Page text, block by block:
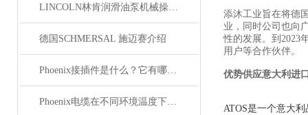
LINCOLN林肯润滑油泵机械操作原理
德国SCHMERSAL 施迈赛介绍
Phoenix接插件是什么？它有哪些应用？
Phoenix电缆在不同环境温度下的性能表现如何？
添沐工业旨在将德
业，同时公司也向
性的发展。到2023
用户等合作伙伴。
优势供应意大利进
ATOS是一个意大